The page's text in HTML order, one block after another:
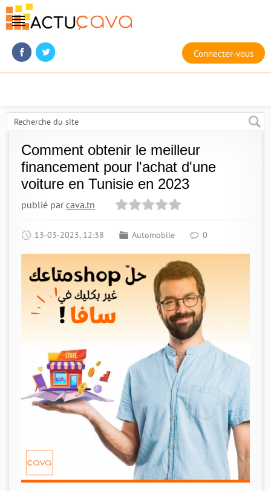
Connecter-vous
Comment obtenir le meilleur
financement pour l'achat d'une
voiture en Tunisie en 2023
publié parcava.tn
13-03-2023, 12:38 Automobile 0